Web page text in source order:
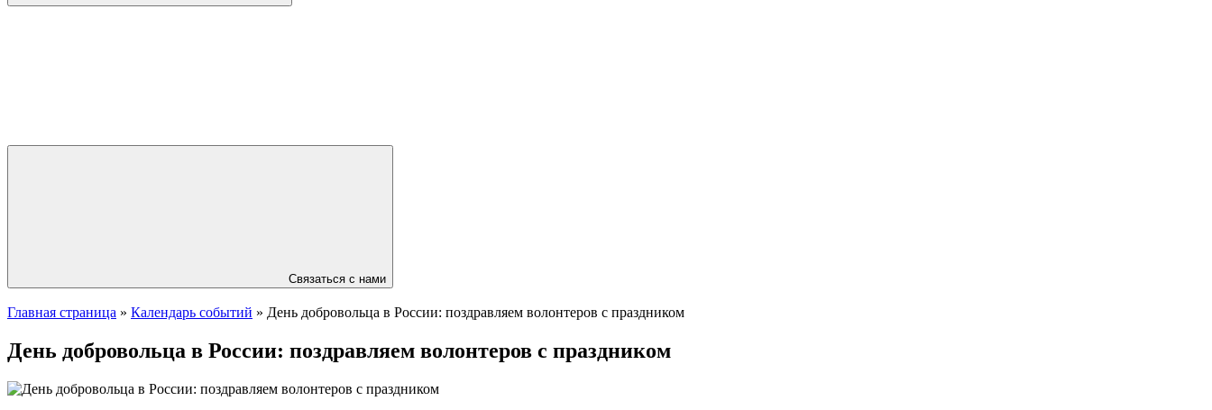
Связаться с нами
Главная страница » Календарь событий » День добровольца в России: поздравляем волонтеров с праздником
День добровольца в России: поздравляем волонтеров с праздником